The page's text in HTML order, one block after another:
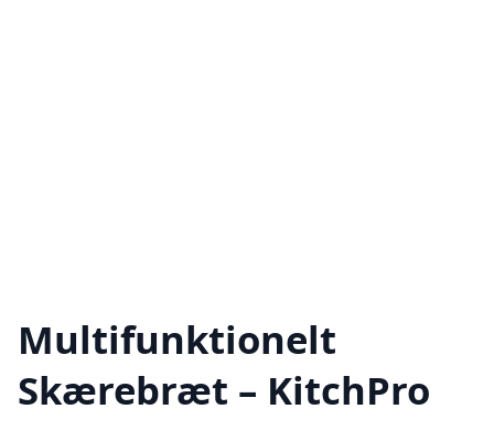
Multifunktionelt
Skærebræt – KitchPro